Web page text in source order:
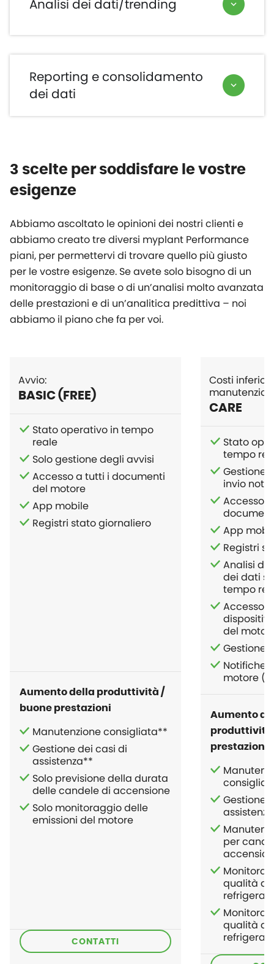
Analisi dei dati/trending
Reporting e consolidamento
dei dati
3 scelte per soddisfare le vostre
esigenze
Abbiamo ascoltato le opinioni dei nostri clienti e
abbiamo creato tre diversi myplant Performance
piani, per permettervi di trovare quello più giusto
per le vostre esigenze. Se avete solo bisogno di un
monitoraggio di base o di un’analisi molto avanzata
delle prestazioni e di un’analitica predittiva – noi
abbiamo il piano che fa per voi.
Avvio:
BASIC (FREE)
Stato operativo in tempo
reale
Solo gestione degli avvisi
Accesso a tutti i documenti
del motore
App mobile
Registri stato giornaliero
Aumento della produttività /
buone prestazioni
Manutenzione consigliata**
Gestione dei casi di
assistenza**
Solo previsione della durata
delle candele di accensione
Solo monitoraggio delle
emissioni del motore
CONTATTI
Costi
CARE
Stato
tempo
Gestione
invio
Accesso
App
Registri
Analisi
dei dati
tempo
Accesso
del
Gestione
Notifiche
motore
Aumento
produttività
prestazioni
Gestione
per
qualità
qualità